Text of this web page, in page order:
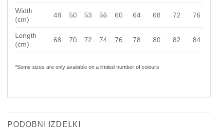
Width
(cm)
48 50 53 56 60 64 68 72 76
Length
(cm)
68 70 72 74 76 78 80 82 84
*Some sizes are only available on a limited number of colours
PODOBNI IZDELKI